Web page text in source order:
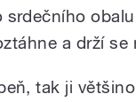
srdečního
a drží se
tak ji